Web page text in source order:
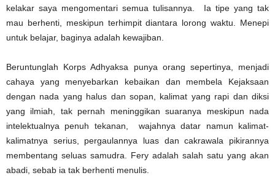
kelakar saya mengomentari semua tulisannya. Ia tipe yang tak
mau berhenti, meskipun terhimpit diantara lorong waktu. Menepi
untuk belajar, baginya adalah kewajiban.
Beruntunglah Korps Adhyaksa punya orang sepertinya, menjadi
cahaya yang menyebarkan kebaikan dan membela Kejaksaan
dengan nada yang halus dan sopan, kalimat yang rapi dan diksi
yang ilmiah, tak pernah meninggikan suaranya meskipun nada
intelektualnya penuh tekanan, wajahnya datar namun kalimat-
kalimatnya serius, pergaulannya luas dan cakrawala pikirannya
membentang seluas samudra. Fery adalah salah satu yang akan
abadi, sebab ia tak berhenti menulis.